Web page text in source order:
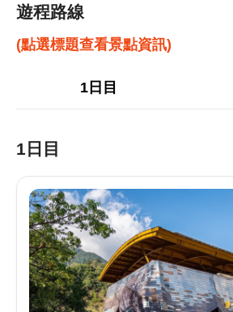
遊程路線
(點選標題查看景點資訊)
1日目
1日目